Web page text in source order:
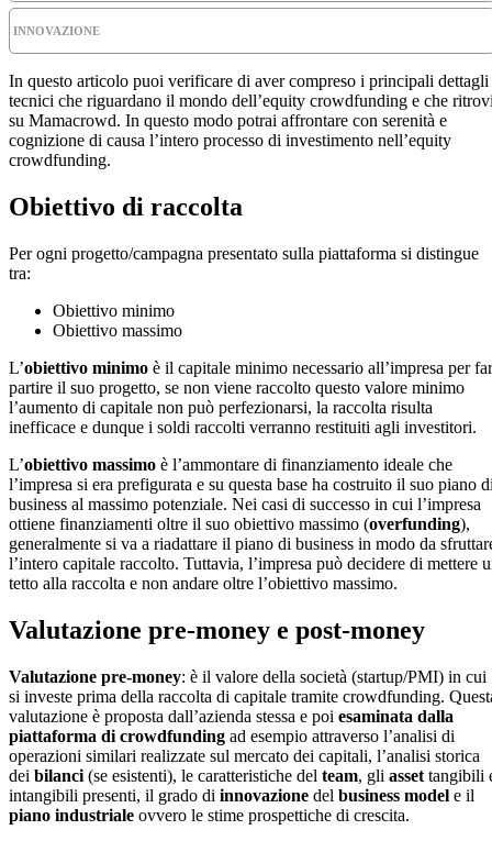
INNOVAZIONE
In questo articolo puoi verificare di aver compreso i principali dettagli
tecnici che riguardano il mondo dell’equity crowdfunding e che
su Mamacrowd. In questo modo potrai affrontare con serenità e
cognizione di causa l’intero processo di investimento nell’equity
crowdfunding.
Obiettivo di raccolta
Per ogni progetto/campagna presentato sulla piattaforma si distingue
tra:
Obiettivo minimo
Obiettivo massimo
L’obiettivo minimo è il capitale minimo necessario all’impresa per far
partire il suo progetto, se non viene raccolto questo valore minimo
l’aumento di capitale non può perfezionarsi, la raccolta risulta
inefficace e dunque i soldi raccolti verranno restituiti agli investitori.
L’obiettivo massimo è l’ammontare di finanziamento ideale che
l’impresa si era prefigurata e su questa base ha costruito il suo piano
business al massimo potenziale. Nei casi di successo in cui l’impresa
ottiene finanziamenti oltre il suo obiettivo massimo (overfunding),
generalmente si va a riadattare il piano di business in modo da
l’intero capitale raccolto. Tuttavia, l’impresa può decidere di mettere
tetto alla raccolta e non andare oltre l’obiettivo massimo.
Valutazione pre-money e post-money
Valutazione pre-money: è il valore della società (startup/PMI) in cui
si investe prima della raccolta di capitale tramite crowdfunding.
valutazione è proposta dall’azienda stessa e poi esaminata dalla
piattaforma di crowdfunding ad esempio attraverso l’analisi di
operazioni similari realizzate sul mercato dei capitali, l’analisi storica
dei bilanci (se esistenti), le caratteristiche del team, gli asset tangibili
intangibili presenti, il grado di innovazione del business model e il
piano industriale ovvero le stime prospettiche di crescita.